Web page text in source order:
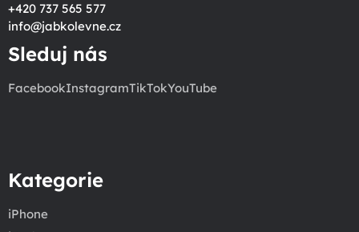
+420 737 565 577
info@jabkolevne.cz
Sleduj nás
FacebookInstagramTikTokYouTube
Kategorie
iPhone